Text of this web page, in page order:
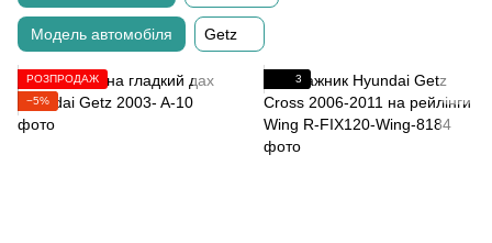
Модель автомобіля Getz
РОЗПРОДАЖ
−5%
3